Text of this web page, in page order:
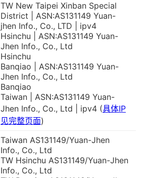
TW New Taipei Xinban Special
District | ASN:AS131149 Yuan-
jhen Info., Co., LTD | ipv4
Hsinchu | ASN:AS131149 Yuan-
Jhen Info., Co., Ltd
Hsinchu
Banqiao | ASN:AS131149 Yuan-
Jhen Info., Co., Ltd
Banqiao
Taiwan | ASN:AS131149 Yuan-
Jhen Info., Co., Ltd | ipv4 (具体IP
见完整页面)
Taiwan AS131149/Yuan-Jhen
Info., Co., Ltd
TW Hsinchu AS131149/Yuan-Jhen
Info., Co., Ltd